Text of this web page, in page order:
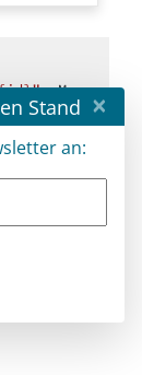
, Ma
URI
Stand ×
an: